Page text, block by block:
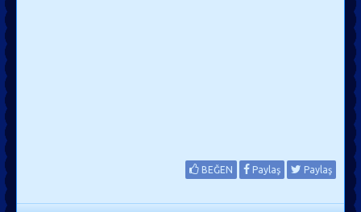
BEĞEN Paylaş Paylaş